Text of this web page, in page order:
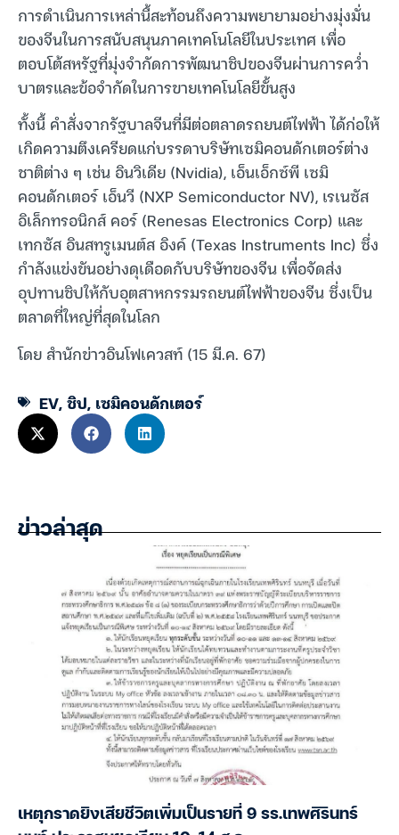
การดำเนินการเหล่านี้สะท้อนถึงความพยายามอย่างมุ่งมั่น
ของจีนในการสนับสนุนภาคเทคโนโลยีในประเทศ เพื่อ
ตอบโต้สหรัฐที่มุ่งจำกัดการพัฒนาชิปของจีนผ่านการคว่ำ
บาตรและข้อจำกัดในการขายเทคโนโลยีขั้นสูง
ทั้งนี้ คำสั่งจากรัฐบาลจีนที่มีต่อตลาดรถยนต์ไฟฟ้า ได้ก่อให้
เกิดความตึงเครียดแก่บรรดาบริษัทเซมิคอนดักเตอร์ต่าง
ชาติต่าง ๆ เช่น อินวิเดีย (Nvidia), เอ็นเอ็กซ์พี เซมิ
คอนดักเตอร์ เอ็นวี (NXP Semiconductor NV), เรเนซัส
อิเล็กทรอนิกส์ คอร์ (Renesas Electronics Corp) และ
เทกซัส อินสทรูเมนต์ส อิงค์ (Texas Instruments Inc) ซึ่ง
กำลังแข่งขันอย่างดุเดือดกับบริษัทของจีน เพื่อจัดส่ง
อุปทานชิปให้กับอุตสาหกรรมรถยนต์ไฟฟ้าของจีน ซึ่งเป็น
ตลาดที่ใหญ่ที่สุดในโลก
โดย สำนักข่าวอินโฟเควสท์ (15 มี.ค. 67)
EV,ชิป, เซมิคอนดักเตอร์
ข่าวล่าสุด
เหตุกราดยิงเสียชีวิตเพิ่มเป็นรายที่ 9 รร.เทพศิรินทร์